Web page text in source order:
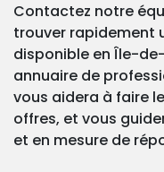
Contactez notre
trouver rapidement
disponible en Île-
annuaire de
vous aidera à faire
offres, et vous
et en mesure de